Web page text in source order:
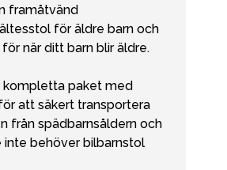
framåtvänd
för äldre barn och
när ditt barn blir äldre.
kompletta paket med
att säkert transportera
från spädbarnsåldern och
inte behöver bilbarnstol